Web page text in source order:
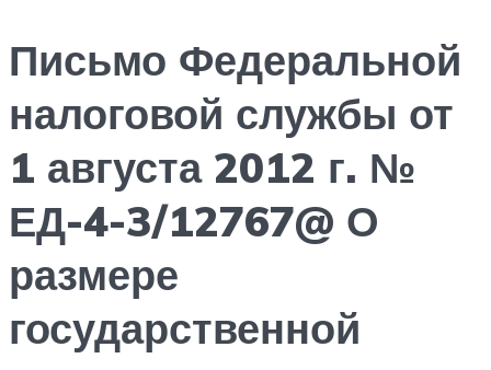
Письмо Федеральной
налоговой службы от
1 августа 2012 г. №
ЕД-4-3/12767@ О
размере
государственной